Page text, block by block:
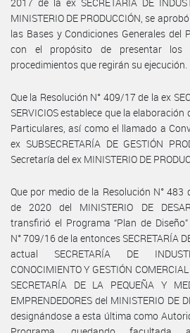
MINISTERIO DE PRODUCCIÓN, se
las Bases y Condiciones Generales del
con el propósito de presentar los
procedimientos que regirán su ejecución.
Que la Resolución N° 409/17 de la ex
SERVICIOS establece que la
Particulares, así como el llamado a
ex SUBSECRETARÍA DE GESTIÓN
Secretaría del ex MINISTERIO DE
Que por medio de la Resolución N°
de 2020 del MINISTERIO DE
transfirió el Programa “Plan de
N° 709/16 de la entonces SECRETARÍA
actual SECRETARÍA DE
CONOCIMIENTO Y GESTIÓN
SECRETARÍA DE LA PEQUEÑA Y
EMPRENDEDORES del MINISTERIO DE
designándose a esta última como